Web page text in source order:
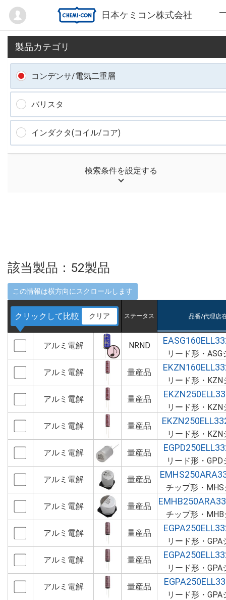
日本ケミコン株式会社
Mypage
該当製品： 52製品
クリックして比較 クリア ステータス 品番/代理店
アルミ電解 NRND
リード形・ASG
アルミ電解
量産品
リード形・KZN
アルミ電解
量産品
リード形・KZN
アルミ電解
量産品
リード形・KZN
アルミ電解
量産品
リード形・
アルミ電解
量産品
チップ形・
アルミ電解
量産品
チップ形・
アルミ電解
量産品
リード形・GPA
アルミ電解
量産品
リード形・GPA
アルミ電解
量産品
リード形・GPA
製品カテゴリ
コンデンサ/電気二重層
バリスタ
インダクタ(コイル/コア)
検索条件